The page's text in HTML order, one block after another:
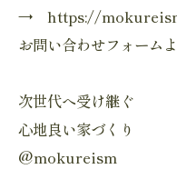
→ https://
お問い合わせフォーム
次世代へ受け継ぐ
心地良い家づくり
@mokureism